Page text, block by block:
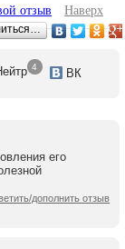
отзыв Наверх
4 ВК
его
дополнить отзыв